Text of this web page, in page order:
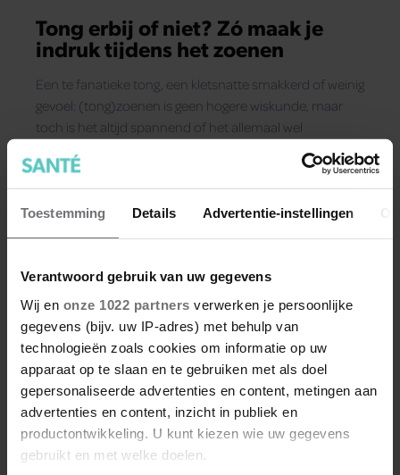
Toestemming Details Advertentie-instellingen
Verantwoord gebruik van uw gegevens
Wij en onze 1022 partners verwerken je persoonlijke
gegevens (bijv. uw IP-adres) met behulp van
technologieën zoals cookies om informatie op uw
apparaat op te slaan en te gebruiken met als doel
gepersonaliseerde advertenties en content, metingen aan
advertenties en content, inzicht in publiek en
productontwikkeling. U kunt kiezen wie uw gegevens
gebruikt en met welke doelen.
Tong erbij of niet? Zó maak je
indruk tijdens het zoenen
Een te fanatieke tong, een kletsnatte smakkerd of weinig
gevoel: (tong)zoenen is geen hogere wiskunde, maar
toch is het altijd spannend of het allemaal wel